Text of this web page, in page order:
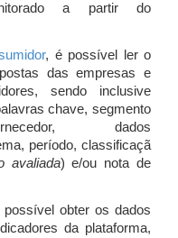
a partir do
, é possível ler o
das empresas e
sendo inclusive
chave, segmento
dados
período, classificaçã
avaliada) e/ou nota de
possível obter os dados
da plataforma,